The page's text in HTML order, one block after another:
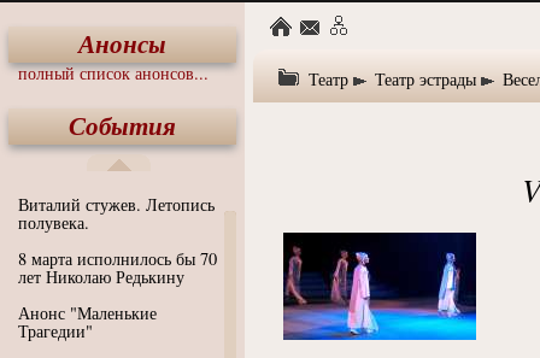
Анонсы
полный список анонсов...
События
Виталий стужев. Летопись
полувека.
8 марта исполнилось бы 70
лет Николаю Редькину
Анонс "Маленькие
Трагедии"
Театр Театр эстрады